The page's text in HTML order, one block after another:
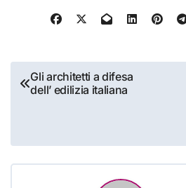
Navigazione
articoli
Gli architetti a difesa
dell’ edilizia italiana